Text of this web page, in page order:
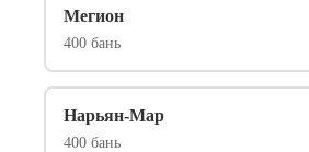
Мегион
400 бань
Нарьян-Мар
400 бань